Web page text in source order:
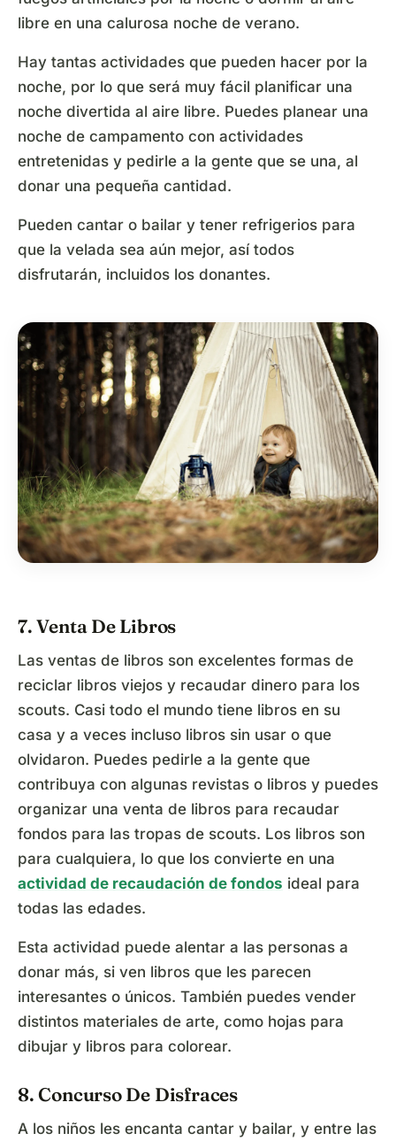
libre en una calurosa noche de verano.
Hay tantas actividades que pueden hacer por la
noche, por lo que será muy fácil planificar una
noche divertida al aire libre. Puedes planear una
noche de campamento con actividades
entretenidas y pedirle a la gente que se una, al
donar una pequeña cantidad.
Pueden cantar o bailar y tener refrigerios para
que la velada sea aún mejor, así todos
disfrutarán, incluidos los donantes.
7. Venta De Libros
Las ventas de libros son excelentes formas de
reciclar libros viejos y recaudar dinero para los
scouts. Casi todo el mundo tiene libros en su
casa y a veces incluso libros sin usar o que
olvidaron. Puedes pedirle a la gente que
contribuya con algunas revistas o libros y puedes
organizar una venta de libros para recaudar
fondos para las tropas de scouts. Los libros son
para cualquiera, lo que los convierte en una
actividad de recaudación de fondos ideal para
todas las edades.
Esta actividad puede alentar a las personas a
donar más, si ven libros que les parecen
interesantes o únicos. También puedes vender
distintos materiales de arte, como hojas para
dibujar y libros para colorear.
8. Concurso De Disfraces
A los niños les encanta cantar y bailar, y entre las